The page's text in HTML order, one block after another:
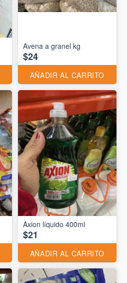
Avena a granel kg
$24
AÑADIR AL CARRITO
Axion líquido 400ml
$21
AÑADIR AL CARRITO